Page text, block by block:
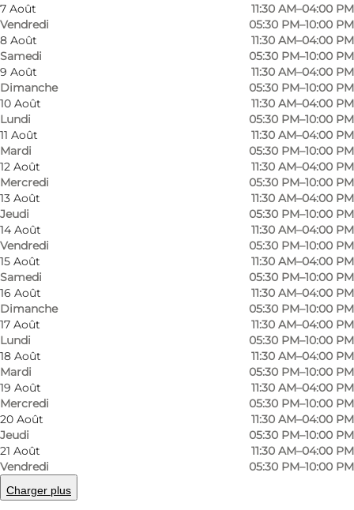
7 Août
Vendredi
11:30 AM–04:00 PM
05:30 PM–10:00 PM
8 Août
Samedi
11:30 AM–04:00 PM
05:30 PM–10:00 PM
9 Août
Dimanche
11:30 AM–04:00 PM
05:30 PM–10:00 PM
10 Août
Lundi
11:30 AM–04:00 PM
05:30 PM–10:00 PM
11 Août
Mardi
11:30 AM–04:00 PM
05:30 PM–10:00 PM
12 Août
Mercredi
11:30 AM–04:00 PM
05:30 PM–10:00 PM
13 Août
Jeudi
11:30 AM–04:00 PM
05:30 PM–10:00 PM
14 Août
Vendredi
11:30 AM–04:00 PM
05:30 PM–10:00 PM
15 Août
Samedi
11:30 AM–04:00 PM
05:30 PM–10:00 PM
16 Août
Dimanche
11:30 AM–04:00 PM
05:30 PM–10:00 PM
17 Août
Lundi
11:30 AM–04:00 PM
05:30 PM–10:00 PM
18 Août
Mardi
11:30 AM–04:00 PM
05:30 PM–10:00 PM
19 Août
Mercredi
11:30 AM–04:00 PM
05:30 PM–10:00 PM
20 Août
Jeudi
11:30 AM–04:00 PM
05:30 PM–10:00 PM
21 Août
Vendredi
11:30 AM–04:00 PM
05:30 PM–10:00 PM
Charger plus
Classic inn atmosphere close to Odense
Fangel Kro Restaurant is located in peaceful
surroundings just outside Odense and is an
ideal choice if you appreciate the special
atmosphere of a classic Danish inn. Here, the
focus is on good food, a warm welcome and
cosy surroundings that invite you to stay a little
longer. The restaurant is part of the historic inn,
which also offers accommodation and facilities
for private events.
Danish favourites and seasonal flavours
The menu features well-known Danish lunch
dishes, including classic smørrebrød and other
traditional favourites. In the evening, you can
choose from both Danish dishes and
international flavours, while a changing